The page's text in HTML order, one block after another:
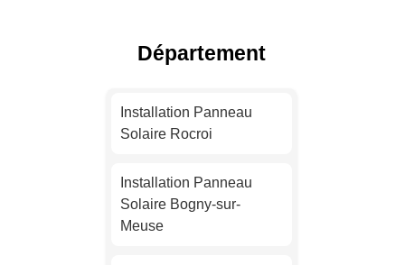
Solaire Nice
Solaire Nantes
Installation Panneau
Département
Installation Panneau
Solaire Rocroi
Installation Panneau
Solaire Bogny-sur-
Meuse